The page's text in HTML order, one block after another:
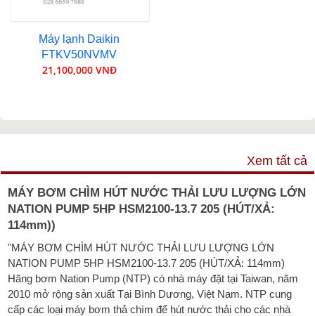
Máy lạnh Daikin
FTKV50NVMV
21,100,000 VNĐ
Xem tất cả
MÁY BƠM CHÌM HÚT NƯỚC THẢI LƯU LƯỢNG LỚN
NATION PUMP 5HP HSM2100-13.7 205 (HÚT/XẢ:
114mm))
"MÁY BƠM CHÌM HÚT NƯỚC THẢI LƯU LƯỢNG LỚN
NATION PUMP 5HP HSM2100-13.7 205 (HÚT/XẢ: 114mm)
Hãng bơm Nation Pump (NTP) có nhà máy đặt tại Taiwan, năm
2010 mở rộng sản xuất Tại Bình Dương, Việt Nam. NTP cung
cấp các loại máy bơm thả chìm để hút nước thải cho các nhà